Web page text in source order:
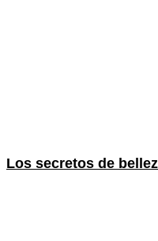
Los secretos de